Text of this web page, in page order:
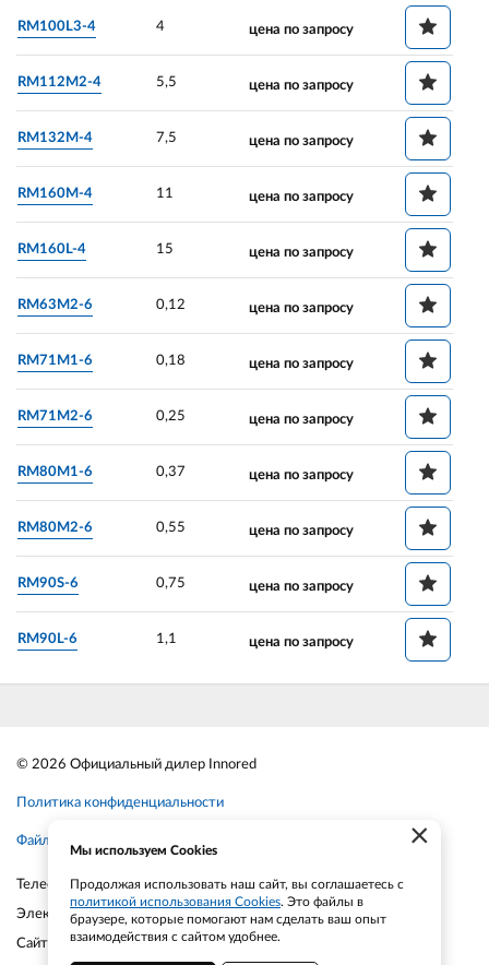
RM100L3-4 4 цена по запросу
RM112M2-4 5,5 цена по запросу
RM132M-4 7,5 цена по запросу
RM160M-4 11 цена по запросу
RM160L-4 15 цена по запросу
RM63M2-6 0,12 цена по запросу
RM71M1-6 0,18 цена по запросу
RM71M2-6 0,25 цена по запросу
RM80M1-6 0,37 цена по запросу
RM80M2-6 0,55 цена по запросу
RM90S-6 0,75 цена по запросу
RM90L-6 1,1 цена по запросу
© 2026 Официальный дилер Innored
Политика конфиденциальности
Файлы cookie
Телефон:+7-903-935-6690
Электронная почта:smt21@bk.ru
Сайт: smt21.ru
×
Мы используем Cookies
Продолжая использовать наш сайт, вы соглашаетесь с
политикой использования Cookies. Это файлы в
браузере, которые помогают нам сделать ваш опыт
взаимодействия с сайтом удобнее.